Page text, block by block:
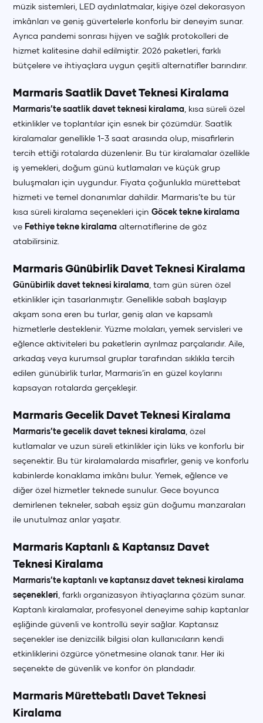
+90 (850) 242 50 50
+90 (850) 242 50 50
müzik sistemleri, LED aydınlatmalar, kişiye özel dekorasyon
imkânları ve geniş güvertelerle konforlu bir deneyim sunar.
Ayrıca pandemi sonrası hijyen ve sağlık protokolleri de
hizmet kalitesine dahil edilmiştir. 2026 paketleri, farklı
bütçelere ve ihtiyaçlara uygun çeşitli alternatifler barındırır.
Marmaris Saatlik Davet Teknesi Kiralama
Marmaris’te saatlik davet teknesi kiralama , kısa süreli özel
etkinlikler ve toplantılar için esnek bir çözümdür. Saatlik
kiralamalar genellikle 1-3 saat arasında olup, misafirlerin
tercih ettiği rotalarda düzenlenir. Bu tür kiralamalar özellikle
iş yemekleri, doğum günü kutlamaları ve küçük grup
buluşmaları için uygundur. Fiyata çoğunlukla mürettebat
hizmeti ve temel donanımlar dahildir. Marmaris’te bu tür
kısa süreli kiralama seçenekleri içinGöcek tekne kiralama
ve Fethiye tekne kiralama alternatiflerine de göz
atabilirsiniz.
Marmaris Günübirlik Davet Teknesi Kiralama
Günübirlik davet teknesi kiralama , tam gün süren özel
etkinlikler için tasarlanmıştır. Genellikle sabah başlayıp
akşam sona eren bu turlar, geniş alan ve kapsamlı
hizmetlerle desteklenir. Yüzme molaları, yemek servisleri ve
eğlence aktiviteleri bu paketlerin ayrılmaz parçalarıdır. Aile,
arkadaş veya kurumsal gruplar tarafından sıklıkla tercih
edilen günübirlik turlar, Marmaris’in en güzel koylarını
kapsayan rotalarda gerçekleşir.
Marmaris Gecelik Davet Teknesi Kiralama
Marmaris’te gecelik davet teknesi kiralama , özel
kutlamalar ve uzun süreli etkinlikler için lüks ve konforlu bir
seçenektir. Bu tür kiralamalarda misafirler, geniş ve konforlu
kabinlerde konaklama imkânı bulur. Yemek, eğlence ve
diğer özel hizmetler teknede sunulur. Gece boyunca
demirlenen tekneler, sabah eşsiz gün doğumu manzaraları
ile unutulmaz anlar yaşatır.
Marmaris Kaptanlı & Kaptansız Davet
Teknesi Kiralama
Marmaris’te kaptanlı ve kaptansız davet teknesi kiralama
seçenekleri , farklı organizasyon ihtiyaçlarına çözüm sunar.
Kaptanlı kiralamalar, profesyonel deneyime sahip kaptanlar
eşliğinde güvenli ve kontrollü seyir sağlar. Kaptansız
seçenekler ise denizcilik bilgisi olan kullanıcıların kendi
etkinliklerini özgürce yönetmesine olanak tanır. Her iki
seçenekte de güvenlik ve konfor ön plandadır.
Marmaris Mürettebatlı Davet Teknesi
Kiralama
+90 (850) 242 50 50